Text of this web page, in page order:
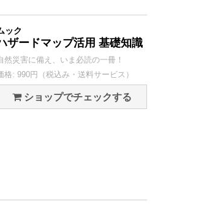
ック
ザードマップ活用 基礎知識
然災害に備え、いま必読の一冊！
格: 990円（税込み・送料サービス）
ショップでチェックする